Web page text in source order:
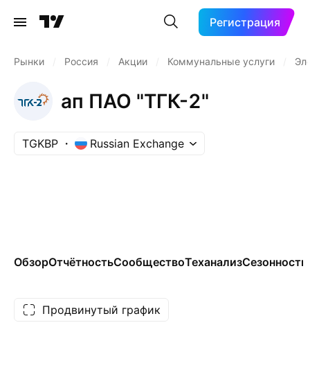
Регистрация
Рынки Россия Акции Коммунальные услуги
ап ПАО "ТГК-2"
TGKBP Russian Exchange
ОбзорОтчётностьСообществоТеханализСезонность
Продвинутый график